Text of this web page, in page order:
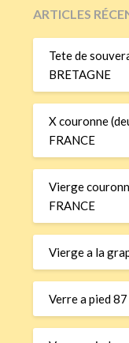
ARTICLES
Tete de
BRETAGNE
X couronne
FRANCE
Vierge
FRANCE
Vierge a la
Verre a pied